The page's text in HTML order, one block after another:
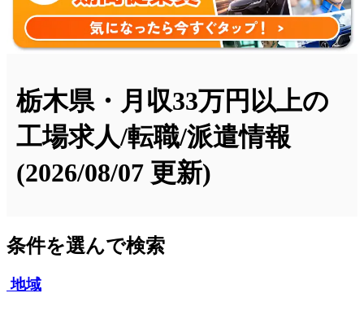
栃木県・月収33万円以上の
工場求人/転職/派遣情報
(2026/08/07 更新)
条件を選んで検索
地域